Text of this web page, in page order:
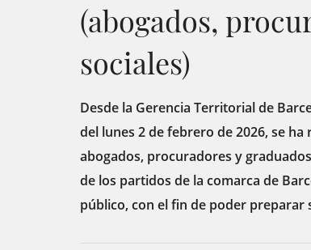
(abogados,
sociales)
Desde la Gerencia Territorial de
del lunes 2 de febrero de 2026, se
abogados, procuradores y
de los partidos de la comarca de
público, con el fin de poder